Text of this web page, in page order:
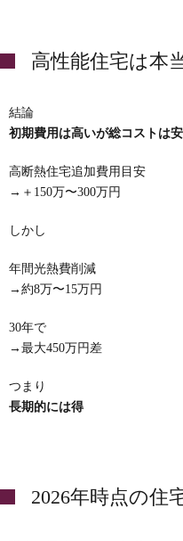
高性能住宅は本
結論
初期費用は高いが総コストは
高断熱住宅追加費用目安
→＋150万〜300万円
しかし
年間光熱費削減
→約8万〜15万円
30年で
→最大450万円差
つまり
長期的には得
2026年時点の住